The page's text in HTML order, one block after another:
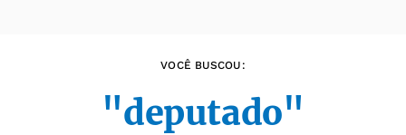
VOCÊ BUSCOU:
"deputado"